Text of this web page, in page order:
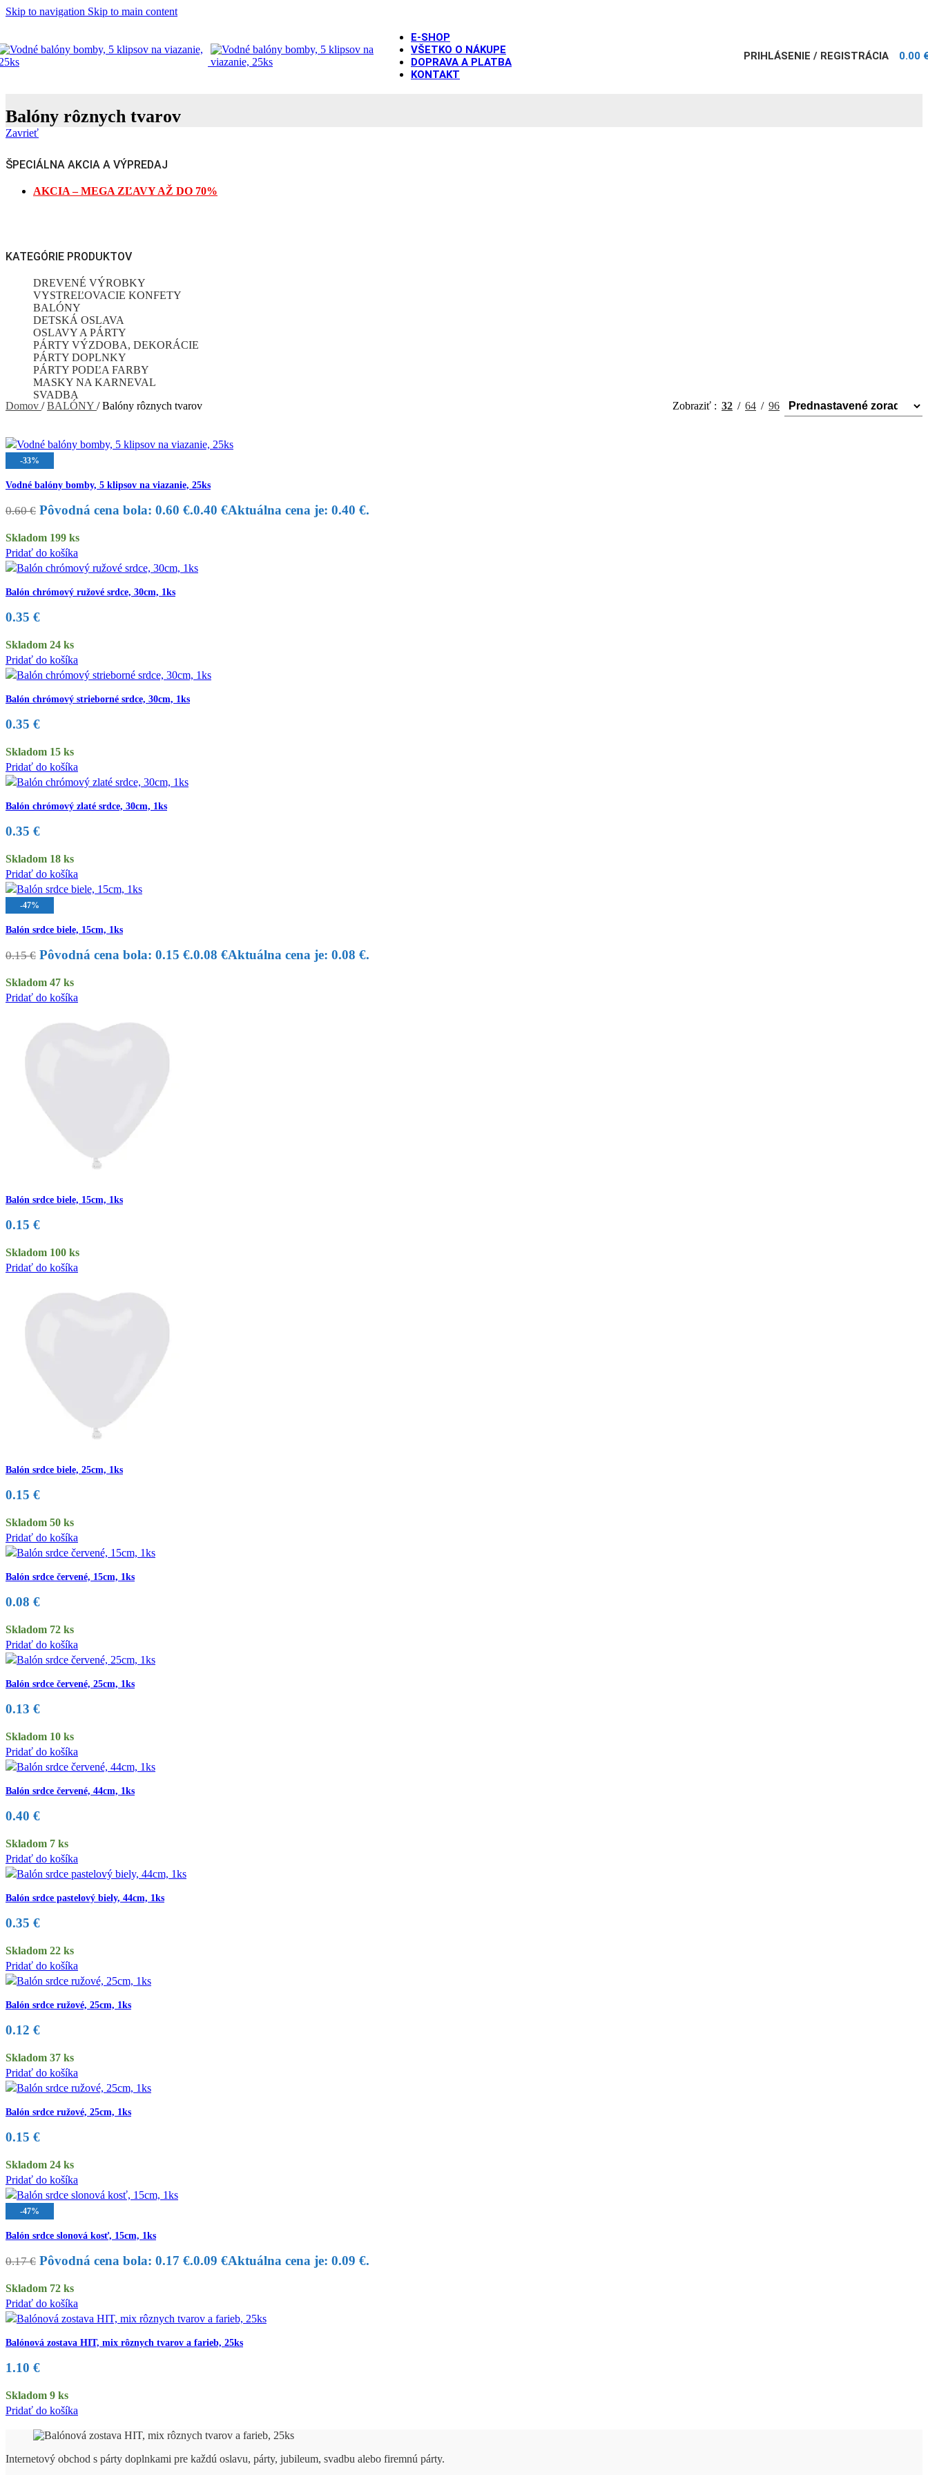
Skip to navigation Skip to main content
E-SHOP
VŠETKO O NÁKUPE
DOPRAVA A PLATBA
KONTAKT
PRIHLÁSENIE / REGISTRÁCIA 0.00
Balóny rôznych tvarov
Zavrieť
ŠPECIÁLNA AKCIA A VÝPREDAJ
AKCIA – MEGA ZĽAVY AŽ DO 70%
KATEGÓRIE PRODUKTOV
DREVENÉ VÝROBKY
VYSTREĽOVACIE KONFETY
BALÓNY
DETSKÁ OSLAVA
OSLAVY A PÁRTY
PÁRTY VÝZDOBA, DEKORÁCIE
PÁRTY DOPLNKY
PÁRTY PODĽA FARBY
MASKY NA KARNEVAL
SVADBA
Domov / BALÓNY / Balóny rôznych tvarov Zobraziť 32 64 96
-33%
Vodné balóny bomby, 5 klipsov na viazanie, 25ks
0.60€ Pôvodná cena bola: 0.60 €.0.40 €Aktuálna cena je: 0.40 €.
Skladom 199 ks
Pridať do košíka
Balón chrómový ružové srdce, 30cm, 1ks
0.35 €
Skladom 24 ks
Pridať do košíka
Balón chrómový strieborné srdce, 30cm, 1ks
0.35 €
Skladom 15 ks
Pridať do košíka
Balón chrómový zlaté srdce, 30cm, 1ks
0.35 €
Skladom 18 ks
Pridať do košíka
-47%
Balón srdce biele, 15cm, 1ks
0.15€ Pôvodná cena bola: 0.15 €.0.08 €Aktuálna cena je: 0.08 €.
Skladom 47 ks
Pridať do košíka
Balón srdce biele, 15cm, 1ks
0.15 €
Skladom 100 ks
Pridať do košíka
Balón srdce biele, 25cm, 1ks
0.15 €
Skladom 50 ks
Pridať do košíka
Balón srdce červené, 15cm, 1ks
0.08 €
Skladom 72 ks
Pridať do košíka
Balón srdce červené, 25cm, 1ks
0.13 €
Skladom 10 ks
Pridať do košíka
Balón srdce červené, 44cm, 1ks
0.40 €
Skladom 7 ks
Pridať do košíka
Balón srdce pastelový biely, 44cm, 1ks
0.35 €
Skladom 22 ks
Pridať do košíka
Balón srdce ružové, 25cm, 1ks
0.12 €
Skladom 37 ks
Pridať do košíka
Balón srdce ružové, 25cm, 1ks
0.15 €
Skladom 24 ks
Pridať do košíka
-47%
Balón srdce slonová kosť, 15cm, 1ks
0.17€ Pôvodná cena bola: 0.17 €.0.09 €Aktuálna cena je: 0.09 €.
Skladom 72 ks
Pridať do košíka
Balónová zostava HIT, mix rôznych tvarov a farieb, 25ks
1.10 €
Skladom 9 ks
Pridať do košíka
Internetový obchod s párty doplnkami pre každú oslavu, párty, jubileum, svadbu alebo firemnú párty.